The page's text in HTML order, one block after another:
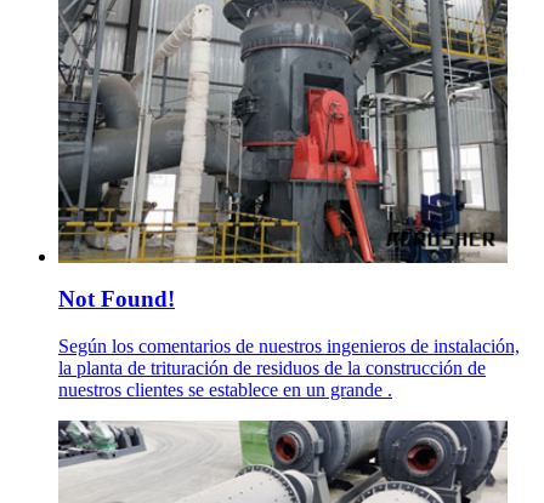
Not Found!
Según los comentarios de nuestros ingenieros de instalación,
la planta de trituración de residuos de la construcción de
nuestros clientes se establece en un grande .